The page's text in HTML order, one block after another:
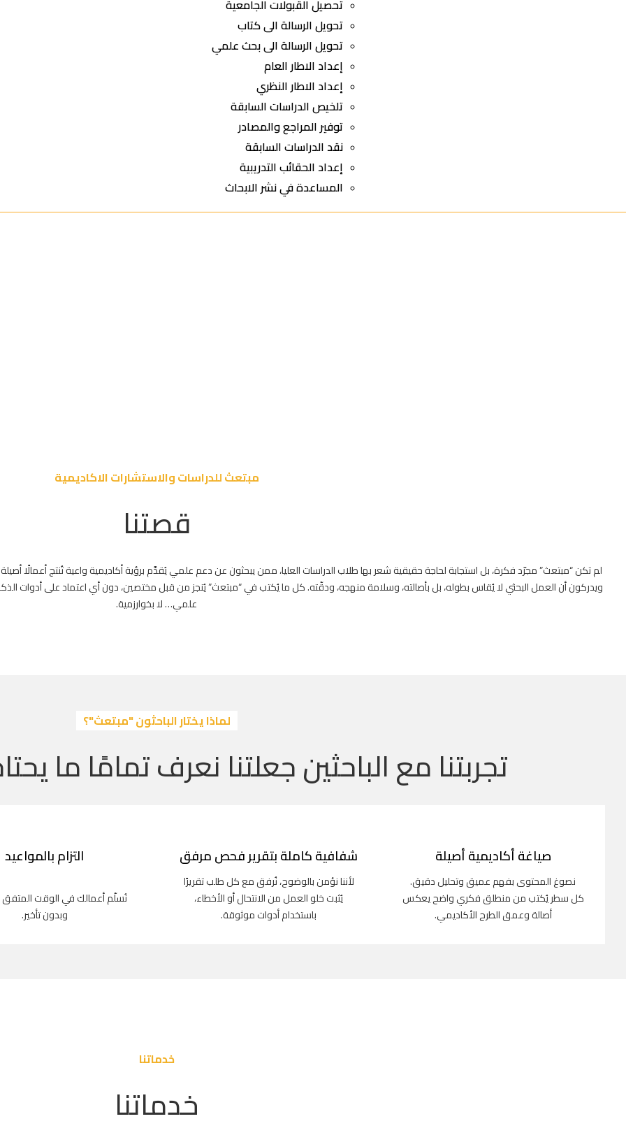
تحصيل القبولات الجامعية
تحويل الرسالة الى كتاب
تحويل الرسالة الى بحث علمي
إعداد الاطار العام
إعداد الاطار النظري
تلخيص الدراسات السابقة
توفير المراجع والمصادر
نقد الدراسات السابقة
إعداد الحقائب التدريبية
المساعدة في نشر الابحاث
مبتعث للدراسات والاستشارات الاكاديمية
قصتنا
لم تكن “مبتعث” مجرّد فكرة، بل استجابة لحاجة حقيقية شعر بها طلاب الدراسات العليا، ممن يبحثون عن دعم علمي يُقدَّم برؤية أكاديمية واعية تُنتج أعمالًا
ويدركون أن العمل البحثي لا يُقاس بطوله، بل بأصالته، وسلامة منهجه، ودقّته. كل ما يُكتب في “مبتعث” يُنجز من قبل مختصين، دون أي اعتماد على أدوات
علمي… لا بخوارزمية.
لماذا يختار الباحثون "مبتعث"؟
تجربتنا مع الباحثين جعلتنا نعرف تمامًا ما
صياغة أكاديمية أصيلة
نصوغ المحتوى بفهم عميق وتحليل دقيق.
كل سطر يُكتب من منطلق فكري واضح يعكس
أصالة وعمق الطرح الأكاديمي.
شفافية كاملة بتقرير فحص مرفق
لأننا نؤمن بالوضوح، نُرفق مع كل طلب تقريرًا
يُثبت خلو العمل من الانتحال أو الأخطاء،
باستخدام أدوات موثوقة.
التزام بالمواعيد
نُسلّم أعمالك في الوقت المتفق
وبدون تأخير.
خدماتنا
خدماتنا